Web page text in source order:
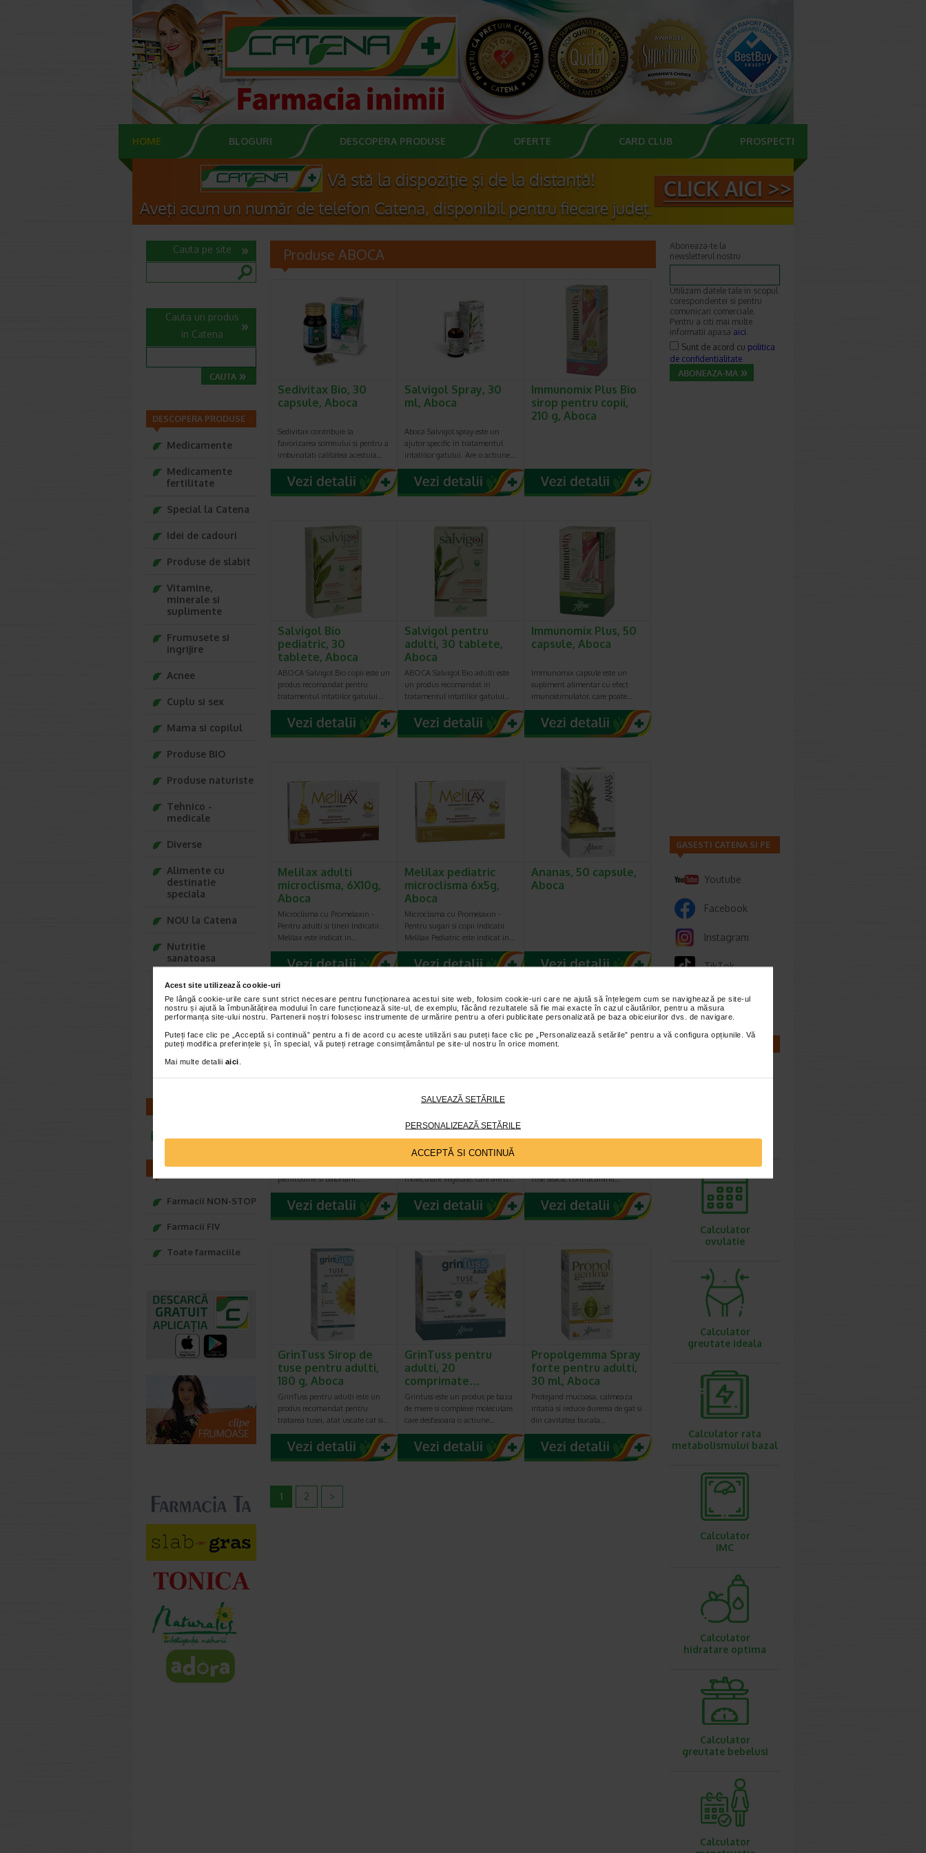
Acest site utilizează cookie-uri
Pe lângă cookie-urile care sunt strict necesare pentru funcționarea acestui site web, folosim cookie-uri care ne ajută să înțelegem cum se navighează pe site-ul
nostru și ajută la îmbunătățirea modului în care funcționează site-ul, de exemplu, făcând rezultatele să fie mai exacte în cazul căutărilor, pentru a măsura
performanța site-ului nostru. Partenerii noștri folosesc instrumente de urmărire pentru a oferi publicitate personalizată pe baza obiceiurilor dvs. de navigare.
Puteți face clic pe „Acceptă si continuă” pentru a fi de acord cu aceste utilizări sau puteți face clic pe „Personalizează setările” pentru a vă configura opțiunile. Vă
puteți modifica preferințele și, în special, vă puteți retrage consimțământul pe site-ul nostru în orice moment.
Mai multe detalii aici
SALVEAZĂ SETĂRILE
PERSONALIZEAZĂ SETĂRILE
ACCEPTĂ SI CONTINUĂ
HOME BLOGURI DESCOPERA PRODUSE OFERTE CARD CLUB PROSPECTE
Produse ABOCA
Sedivitax Bio, 30
capsule, Aboca
Sedivitax contribuie la
favorizarea somnului si pentru a
imbunatati calitatea acestuia…
Salvigol Spray, 30
ml, Aboca
Aboca Salvigol spray este un
ajutor specific in tratamentul
iritatiilor gatului. Are o actiune…
Immunomix Plus Bio
sirop pentru copii,
210 g, Aboca
Salvigol Bio
pediatric, 30
tablete, Aboca
ABOCA Salvigol Bio copii este un
produs recomandat pentru
tratamentul iritatiilor gatului…
Salvigol pentru
adulti, 30 tablete,
Aboca
ABOCA Salvigol Bio adulti este
un produs recomandat in
tratamentul iritatiilor gatului…
Immunomix Plus, 50
capsule, Aboca
Immunomix capsule este un
supliment alimentar cu efect
imunostimulator, care poate…
Melilax adulti
microclisma, 6X10g,
Aboca
Microclisma cu Promelaxin -
Pentru adulti si tineri Indicatii:
Melilax este indicat in…
Melilax pediatric
microclisma 6x5g,
Aboca
Microclisma cu Promelaxin -
Pentru sugari si copii Indicatii:
Melilax Pediatric este indicat in…
Ananas, 50 capsule,
Aboca
dizolva in gura…
arsurilor, durerii, senzatiei de
plenitudine si balonarii…
unguent, 40 ml,
Aboca
NeoFitoroid bioUnguent este un
produs pe baza de complexe
moleculare vegetale, care are o…
poliresin, 180 gr…
care actioneaza atat in faza de
tuse seaca, contracarand…
GrinTuss Sirop de
tuse pentru adulti,
180 g, Aboca
GrinTuss pentru adulti este un
produs recomandat pentru
tratarea tusei, atat uscate cat si…
GrinTuss pentru
adulti, 20
comprimate…
Grintuss este un produs pe baza
de miere si complexe moleculare
care desfasoara o actiune…
Propolgemma Spray
forte pentru adulti,
30 ml, Aboca
Protejand mucoasa, calmeaza
iritatia si reduce durerea de gat si
din cavitatea bucala…
1 2 >
Cauta pe site
Cauta un produs
in Catena
DESCOPERA PRODUSE
Medicamente
Medicamente
fertilitate
Special la Catena
Idei de cadouri
Produse de slabit
Vitamine,
minerale si
suplimente
Frumusete si
ingrijire
Acnee
Cuplu si sex
Mama si copilul
Produse BIO
Produse naturiste
Tehnico -
medicale
Diverse
Alimente cu
destinatie
speciala
NOU la Catena
Nutritie
sanatoasa
Ce Oftapic ti se
potriveste
Adora – Adorabili
din prima clipa
Seturi cadou
infoline@catena.ro
FARMACII
Farmacii NON-STOP
Farmacii FIV
Toate farmaciile
Aboneaza-te la
newsletterul nostru
Utilizam datele tale in scopul
corespondentei si pentru
comunicari comerciale.
Pentru a citi mai multe
informatii apasa aici.
Sunt de acord cu politica
de confidentialitate
GASESTI CATENA SI PE
Youtube
Facebook
Instagram
TikTok
Whatsapp
sarcina
Calculator
ovulatie
Calculator
greutate ideala
Calculator rata
metabolismului bazal
Calculator
IMC
Calculator
hidratare optima
Calculator
greutate bebelusi
Calculator